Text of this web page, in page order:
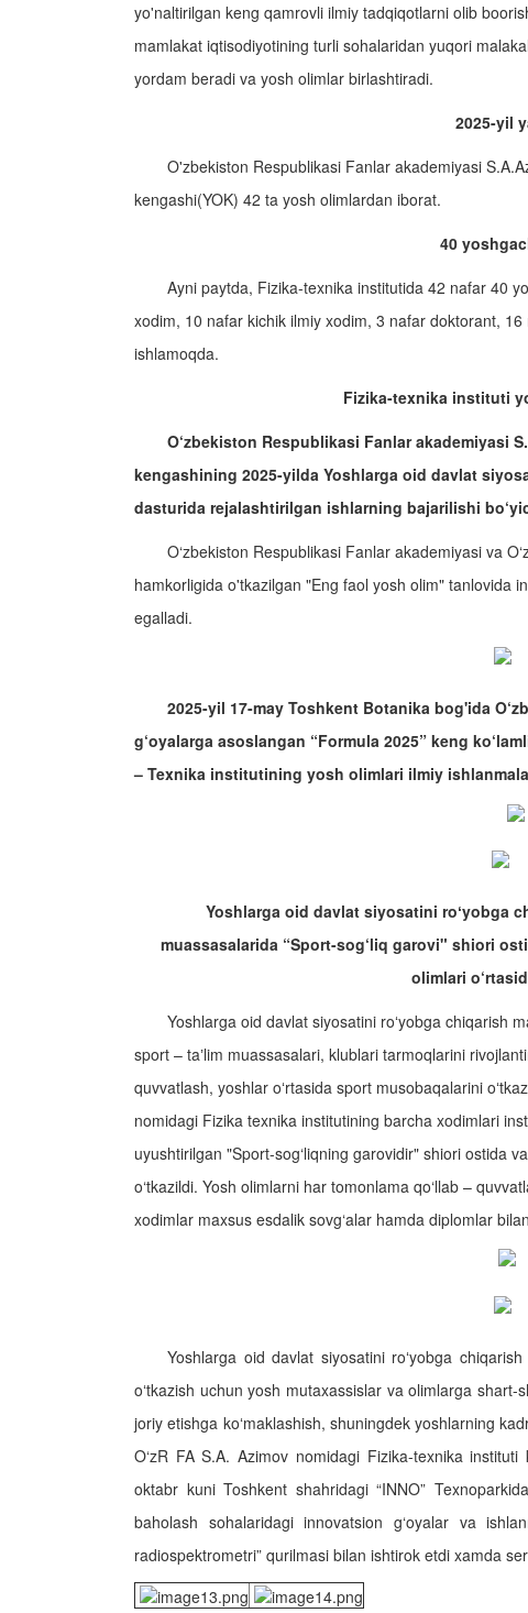
yo'naltirilgan keng qamrovli ilmiy tadqiqotlarni olib
mamlakat iqtisodiyotining turli sohalaridan yuqori
yordam beradi va yosh olimlar birlashtiradi.
2025-yil
O'zbekiston Respublikasi Fanlar akademiyasi
kengashi(YOK) 42 ta yosh olimlardan iborat.
40
Ayni paytda, Fizika-texnika institutida 42 nafar 40
xodim, 10 nafar kichik ilmiy xodim, 3 nafar doktorant,
ishlamoqda.
Fizika-texnika instituti
O‘zbekiston Respublikasi Fanlar akademiyasi
kengashining 2025-yilda Yoshlarga oid davlat
dasturida rejalashtirilgan ishlarning bajarilishi
O‘zbekiston Respublikasi Fanlar akademiyasi va
hamkorligida o'tkazilgan "Eng faol yosh olim" tanlovida
egalladi.
2025-yil 17-may Toshkent Botanika bog'ida
g‘oyalarga asoslangan “Formula 2025” keng
– Texnika institutining yosh olimlari ilmiy
Yoshlarga oid davlat siyosatini roʻyobga
muassasalarida “Sport-sog‘liq garovi" shiori
olimlari
Yoshlarga oid davlat siyosatini roʻyobga chiqarish
sport – taʼlim muassasalari, klublari tarmoqlarini
quvvatlash, yoshlar oʻrtasida sport musobaqalarini
nomidagi Fizika texnika institutining barcha xodimlari
uyushtirilgan "Sport-sog‘liqning garovidir" shiori ostida
o‘tkazildi. Yosh olimlarni har tomonlama qo‘llab –
xodimlar maxsus esdalik sovg‘alar hamda diplomlar
Yoshlarga oid davlat siyosatini roʻyobga
oʻtkazish uchun yosh mutaxassislar va olimlarga
joriy etishga koʻmaklashish, shuningdek yoshlarning
O‘zR FA S.A. Azimov nomidagi Fizika-texnika
oktabr kuni Toshkent shahridagi “INNO”
baholash sohalaridagi innovatsion g‘oyalar va
radiospektrometri” qurilmasi bilan ishtirok etdi xamda